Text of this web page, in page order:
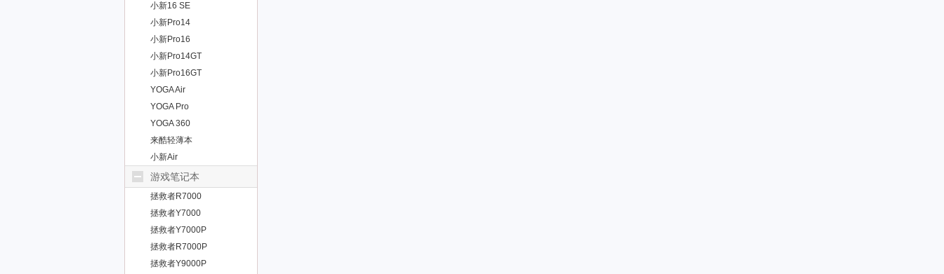
小新16 SE
小新Pro14
小新Pro16
小新Pro14GT
小新Pro16GT
YOGA Air
YOGA Pro
YOGA 360
来酷轻薄本
小新Air
游戏笔记本
拯救者R7000
拯救者Y7000
拯救者Y7000P
拯救者R7000P
拯救者Y9000P